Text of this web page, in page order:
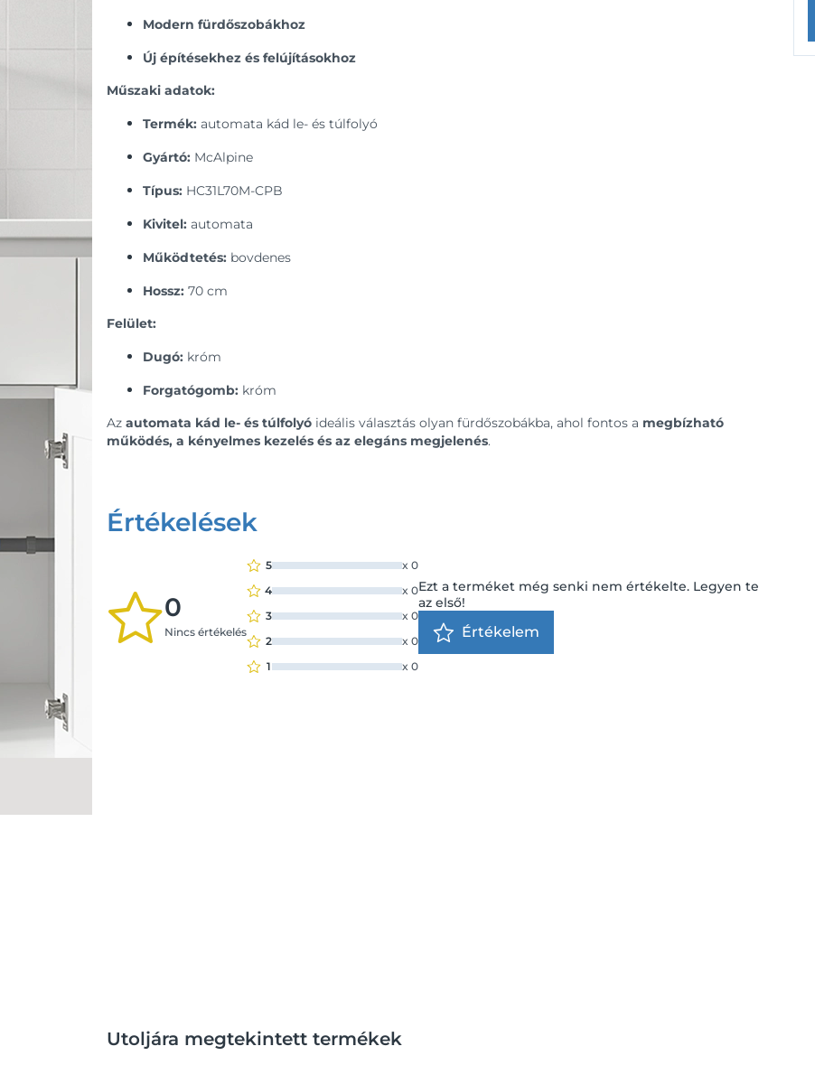
Modern fürdőszobákhoz
Új építésekhez és felújításokhoz
Műszaki adatok:
Termék: automata kád le- és túlfolyó
Gyártó: McAlpine
Típus: HC31L70M-CPB
Kivitel: automata
Működtetés: bovdenes
Hossz: 70 cm
Felület:
Dugó: króm
Forgatógomb: króm
Az automata kád le- és túlfolyó ideális választás olyan fürdőszobákba, ahol fontos a megbízható
működés, a kényelmes kezelés és az elegáns megjelenés.
Értékelések
0
Nincs értékelés
5 x 0
4
x 0
3
x 0
2
x 0
1
x 0
Ezt a terméket még senki nem értékelte. Legyen te
az első!
Értékelem
Utoljára megtekintett termékek